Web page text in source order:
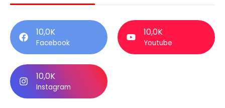
10,0K
Facebook
10,0K
Youtube
10,0K
Instagram